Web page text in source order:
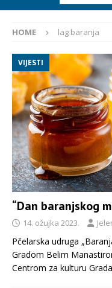
HOME lag baranja
VIJESTI
“Dan baranjskog
14. ožujka 2023.
Pčelarska udruga
Gradom Belim
Centrom za kulturu Grada